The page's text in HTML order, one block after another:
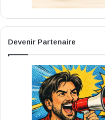
Devenir Partenaire